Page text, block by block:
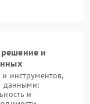
и
инструментов,
данными:
и